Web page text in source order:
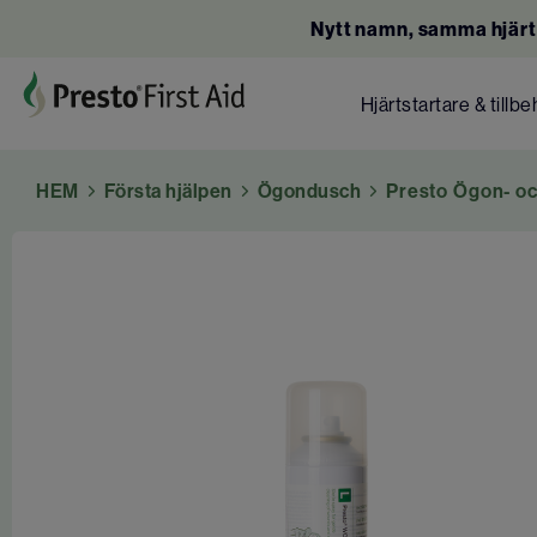
Nytt namn, samma
Hjärtstartare &
HEM Första hjälpen Ögondusch Presto Ögon-